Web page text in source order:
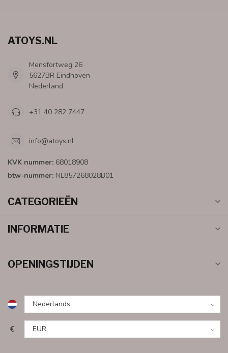
ATOYS.NL
Mensfortweg 26
5627BR Eindhoven
Nederland
+31 40 282 7447
info@atoys.nl
KVK nummer: 68018908
btw-nummer: NL857268028B01
CATEGORIEËN
INFORMATIE
OPENINGSTIJDEN
€